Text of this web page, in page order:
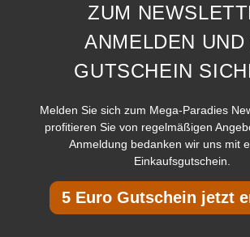
ZUM
ANMELDEN UND
GUTSCHEIN
Melden Sie sich zum Mega-Paradies
profitieren Sie von regelmäßigen
Anmeldung bedanken wir uns mit
Einkaufsgutschein.
5 Euro Gutschein jetzt